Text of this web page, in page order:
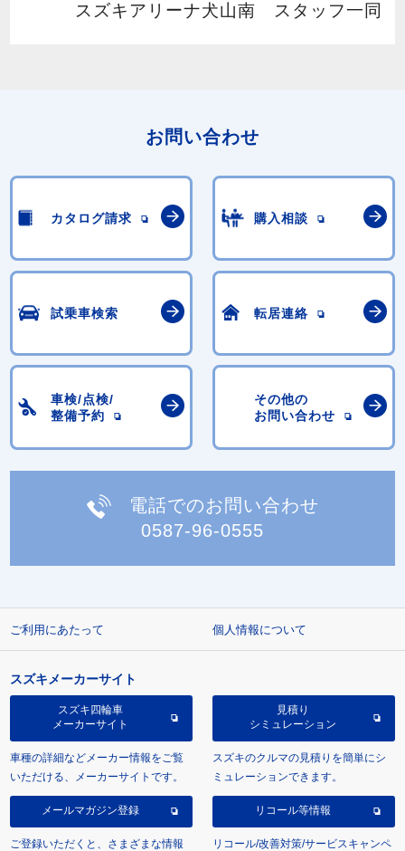
スズキアリーナ犬山南 スタッフ一同
お問い合わせ
カタログ請求 購入相談
試乗車検索 転居連絡
車検/点検/
整備予約
その他の
お問い合わせ
電話でのお問い合わせ
0587-96-0555
ご利用にあたって 個人情報について
スズキメーカーサイト
スズキ四輪車
メーカーサイト
車種の詳細などメーカー情報をご覧
いただける、メーカーサイトです。
見積り
シミュレーション
スズキのクルマの見積りを簡単にシ
ミュレーションできます。
メールマガジン登録
ご登録いただくと、さまざまな情報
リコール等情報
リコール/改善対策/サービスキャンペ